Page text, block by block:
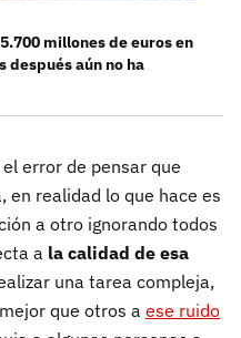
millones de euros en
después aún no ha
error de pensar que
realidad lo que hace es
a otro ignorando todos
a la calidad de esa
una tarea compleja,
que otros a ese ruido